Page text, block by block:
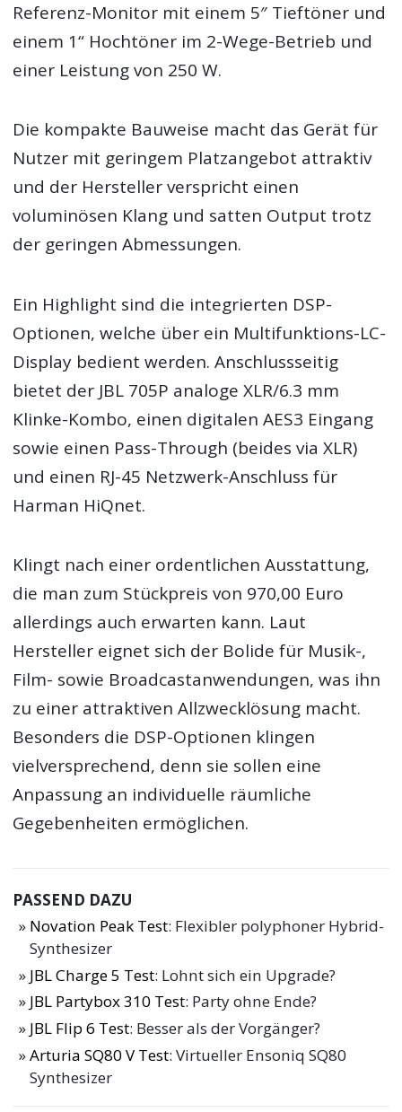
Referenz-Monitor mit einem 5″ Tieftöner und
einem 1“ Hochtöner im 2-Wege-Betrieb und
einer Leistung von 250 W.
Die kompakte Bauweise macht das Gerät für
Nutzer mit geringem Platzangebot attraktiv
und der Hersteller verspricht einen
voluminösen Klang und satten Output trotz
der geringen Abmessungen.
Ein Highlight sind die integrierten DSP-
Optionen, welche über ein Multifunktions-LC-
Display bedient werden. Anschlussseitig
bietet der JBL 705P analoge XLR/6.3 mm
Klinke-Kombo, einen digitalen AES3 Eingang
sowie einen Pass-Through (beides via XLR)
und einen RJ-45 Netzwerk-Anschluss für
Harman HiQnet.
Klingt nach einer ordentlichen Ausstattung,
die man zum Stückpreis von 970,00 Euro
allerdings auch erwarten kann. Laut
Hersteller eignet sich der Bolide für Musik-,
Film- sowie Broadcastanwendungen, was ihn
zu einer attraktiven Allzwecklösung macht.
Besonders die DSP-Optionen klingen
vielversprechend, denn sie sollen eine
Anpassung an individuelle räumliche
Gegebenheiten ermöglichen.
PASSEND DAZU
Novation Peak Test: Flexibler polyphoner Hybrid-
Synthesizer
JBL Charge 5 Test: Lohnt sich ein Upgrade?
JBL Partybox 310 Test: Party ohne Ende?
JBL Flip 6 Test: Besser als der Vorgänger?
Arturia SQ80 V Test: Virtueller Ensoniq SQ80
Synthesizer